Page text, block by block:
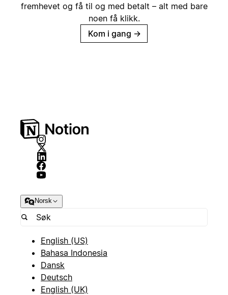
fremhevet og få til og med betalt – alt med bare
noen få klikk.
Kom i gang →
Norsk
English (US)
Bahasa Indonesia
Dansk
Deutsch
English (UK)